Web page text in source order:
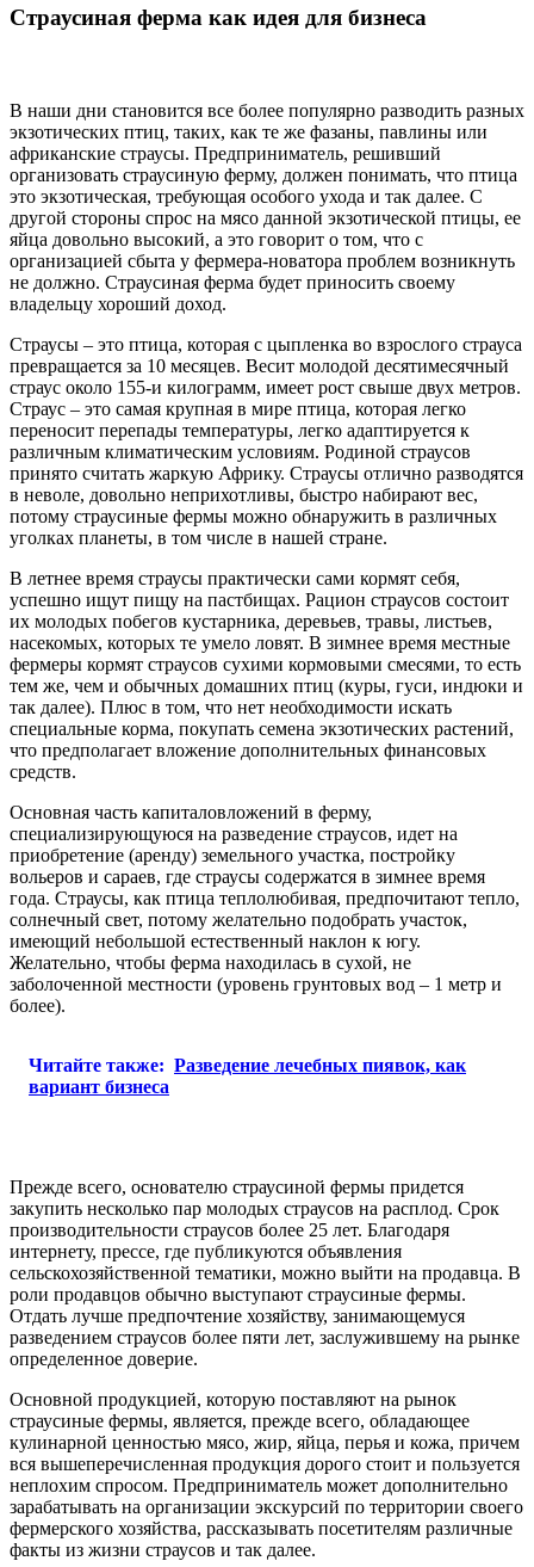
Страусиная ферма как идея для бизнеса
В наши дни становится все более популярно разводить разных
экзотических птиц, таких, как те же фазаны, павлины или
африканские страусы. Предприниматель, решивший
организовать страусиную ферму, должен понимать, что птица
это экзотическая, требующая особого ухода и так далее. С
другой стороны спрос на мясо данной экзотической птицы, ее
яйца довольно высокий, а это говорит о том, что с
организацией сбыта у фермера-новатора проблем возникнуть
не должно. Страусиная ферма будет приносить своему
владельцу хороший доход.
Страусы – это птица, которая с цыпленка во взрослого страуса
превращается за 10 месяцев. Весит молодой десятимесячный
страус около 155-и килограмм, имеет рост свыше двух метров.
Страус – это самая крупная в мире птица, которая легко
переносит перепады температуры, легко адаптируется к
различным климатическим условиям. Родиной страусов
принято считать жаркую Африку. Страусы отлично разводятся
в неволе, довольно неприхотливы, быстро набирают вес,
потому страусиные фермы можно обнаружить в различных
уголках планеты, в том числе в нашей стране.
В летнее время страусы практически сами кормят себя,
успешно ищут пищу на пастбищах. Рацион страусов состоит
их молодых побегов кустарника, деревьев, травы, листьев,
насекомых, которых те умело ловят. В зимнее время местные
фермеры кормят страусов сухими кормовыми смесями, то есть
тем же, чем и обычных домашних птиц (куры, гуси, индюки и
так далее). Плюс в том, что нет необходимости искать
специальные корма, покупать семена экзотических растений,
что предполагает вложение дополнительных финансовых
средств.
Основная часть капиталовложений в ферму,
специализирующуюся на разведение страусов, идет на
приобретение (аренду) земельного участка, постройку
вольеров и сараев, где страусы содержатся в зимнее время
года. Страусы, как птица теплолюбивая, предпочитают тепло,
солнечный свет, потому желательно подобрать участок,
имеющий небольшой естественный наклон к югу.
Желательно, чтобы ферма находилась в сухой, не
заболоченной местности (уровень грунтовых вод – 1 метр и
более).
Читайте также: Разведение лечебных пиявок, как
вариант бизнеса
Прежде всего, основателю страусиной фермы придется
закупить несколько пар молодых страусов на расплод. Срок
производительности страусов более 25 лет. Благодаря
интернету, прессе, где публикуются объявления
сельскохозяйственной тематики, можно выйти на продавца. В
роли продавцов обычно выступают страусиные фермы.
Отдать лучше предпочтение хозяйству, занимающемуся
разведением страусов более пяти лет, заслужившему на рынке
определенное доверие.
Основной продукцией, которую поставляют на рынок
страусиные фермы, является, прежде всего, обладающее
кулинарной ценностью мясо, жир, яйца, перья и кожа, причем
вся вышеперечисленная продукция дорого стоит и пользуется
неплохим спросом. Предприниматель может дополнительно
зарабатывать на организации экскурсий по территории своего
фермерского хозяйства, рассказывать посетителям различные
факты из жизни страусов и так далее.